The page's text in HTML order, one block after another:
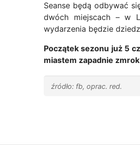
Seanse będą odbywać
dwóch miejscach – w
wydarzenia będzie
Początek sezonu już 5
miastem zapadnie
źródło: fb, oprac. red.